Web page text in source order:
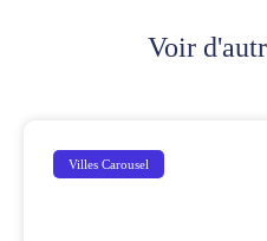
Voir
Villes Carousel